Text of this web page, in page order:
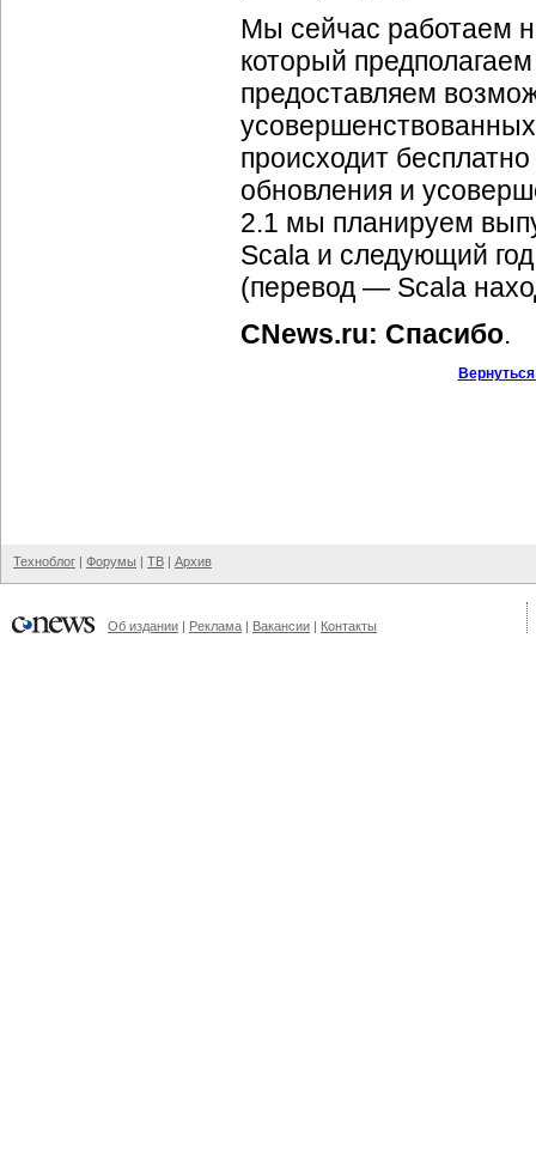
Мы сейчас работаем
который
предоставляем
происходит
обновления и
2.1 мы планируем
Scala и следующий
(перевод — Scala
CNews.ru: Спасибо.
Техноблог | Форумы | ТВ | Архив
Об издании | Реклама | Вакансии | Контакты